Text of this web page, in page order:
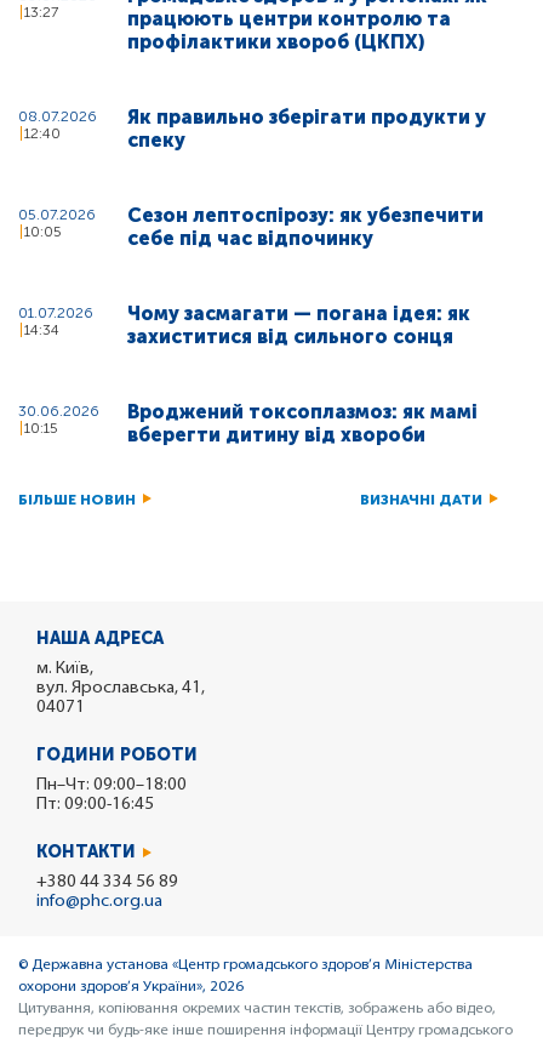
13:27
працюють центри контролю та
профілактики хвороб (ЦКПХ)
08.07.2026
12:40
Як правильно зберігати продукти у
спеку
05.07.2026
10:05
Сезон лептоспірозу: як убезпечити
себе під час відпочинку
01.07.2026
14:34
Чому засмагати — погана ідея: як
захиститися від сильного сонця
30.06.2026
10:15
Вроджений токсоплазмоз: як мамі
вберегти дитину від хвороби
БІЛЬШЕ НОВИН ВИЗНАЧНІ ДАТИ
НАША АДРЕСА
м. Київ,
вул. Ярославська, 41,
04071
ГОДИНИ РОБОТИ
Пн–Чт: 09:00–18:00
Пт: 09:00-16:45
КОНТАКТИ
+380 44 334 56 89
info@phc.org.ua
© Державна установа «Центр громадського здоров’я Міністерства
охорони здоров’я України», 2026
Цитування, копіювання окремих частин текстів, зображень або відео,
передрук чи будь-яке інше поширення інформації Центру громадського